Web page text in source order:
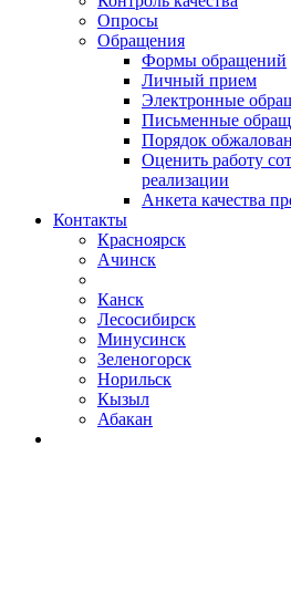
Опросы
Обращения
Формы обращений
Личный прием
Электронные
Письменные
Порядок
Оценить работу
реализации
Анкета качества
Контакты
Красноярск
Ачинск
Канск
Лесосибирск
Минусинск
Зеленогорск
Норильск
Кызыл
Абакан